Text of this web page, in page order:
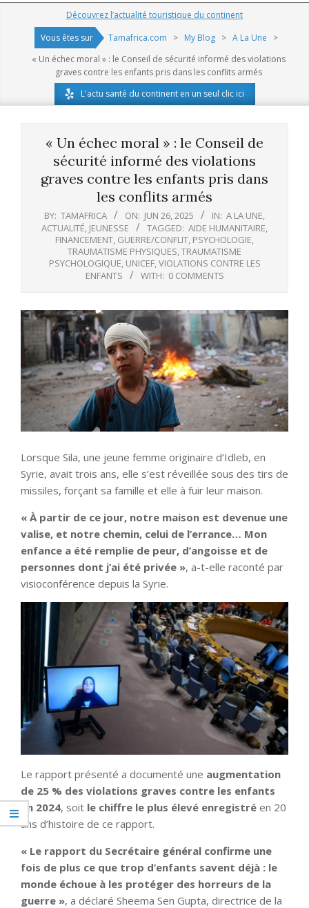
Navigation
Découvrez l’actualité touristique du continent
Vous êtes sur
Tamafrica.com > My Blog > A La Une
>
« Un échec moral » : le Conseil de sécurité informé des violations
graves contre les enfants pris dans les conflits armés
L'actu santé du continent en un seul clic ici
« Un échec moral » : le Conseil de
sécurité informé des violations
graves contre les enfants pris dans
les conflits armés
BY: TAMAFRICA ON: JUN 26, 2025 IN: A LA UNE,
ACTUALITÉ, JEUNESSE TAGGED: AIDE HUMANITAIRE,
FINANCEMENT, GUERRE/CONFLIT, PSYCHOLOGIE,
TRAUMATISME PHYSIQUES,TRAUMATISME
PSYCHOLOGIQUE, UNICEF,VIOLATIONS CONTRE LES
ENFANTS
WITH: 0 COMMENTS
Lorsque Sila, une jeune femme originaire d’Idleb, en
Syrie, avait trois ans, elle s’est réveillée sous des tirs de
missiles, forçant sa famille et elle à fuir leur maison.
« À partir de ce jour, notre maison est devenue une
valise, et notre chemin, celui de l’errance… Mon
enfance a été remplie de peur, d’angoisse et de
personnes dont j’ai été privée », a-t-elle raconté par
visioconférence depuis la Syrie.
Le rapport présenté a documenté une augmentation
de 25 % des violations graves contre les enfants
en 2024, soit le chiffre le plus élevé enregistré en 20
ans d’histoire de ce rapport.
« Le rapport du Secrétaire général confirme une
fois de plus ce que trop d’enfants savent déjà : le
monde échoue à les protéger des horreurs de la
guerre », a déclaré Sheema Sen Gupta, directrice de la